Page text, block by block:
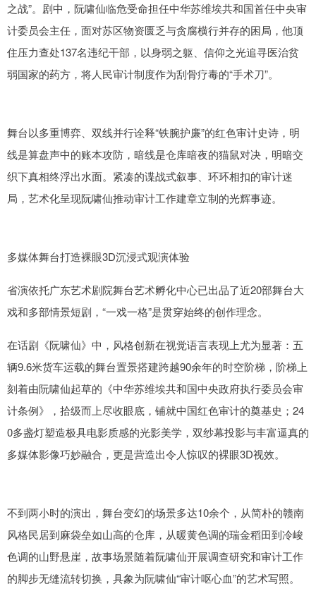
之战”。剧中，阮啸仙临危受命担任中华苏维埃共和国首任中央审
计委员会主任，面对苏区物资匮乏与贪腐横行并存的困局，他顶
住压力查处137名违纪干部，以身弱之躯、信仰之光追寻医治贫
弱国家的药方，将人民审计制度作为刮骨疗毒的“手术刀”。
舞台以多重博弈、双线并行诠释“铁腕护廉”的红色审计史诗，明
线是算盘声中的账本攻防，暗线是仓库暗夜的猫鼠对决，明暗交
织下真相终浮出水面。紧凑的谍战式叙事、环环相扣的审计迷
局，艺术化呈现阮啸仙推动审计工作建章立制的光辉事迹。
多媒体舞台打造裸眼3D沉浸式观演体验
省演依托广东艺术剧院舞台艺术孵化中心已出品了近20部舞台大
戏和多部情景短剧，“一戏一格”是贯穿始终的创作理念。
在话剧《阮啸仙》中，风格创新在视觉语言表现上尤为显著：五
辆9.6米货车运载的舞台置景搭建跨越90余年的时空阶梯，阶梯上
刻着由阮啸仙起草的《中华苏维埃共和国中央政府执行委员会审
计条例》，拾级而上尽收眼底，铺就中国红色审计的奠基史；24
0多盏灯塑造极具电影质感的光影美学，双纱幕投影与丰富逼真的
多媒体影像巧妙融合，更是营造出令人惊叹的裸眼3D视效。
不到两小时的演出，舞台变幻的场景多达10余个，从简朴的赣南
风格民居到麻袋垒如山高的仓库，从暖黄色调的瑞金稻田到冷峻
色调的山野悬崖，故事场景随着阮啸仙开展调查研究和审计工作
的脚步无缝流转切换，具象为阮啸仙“审计呕心血”的艺术写照。